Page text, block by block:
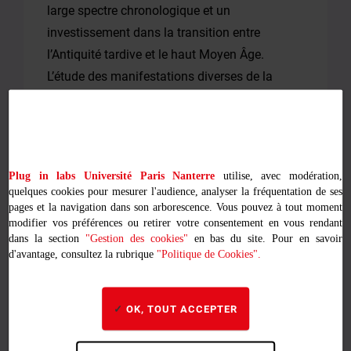
large spectre chronologique et un
investissement dans la transition entre
l’Antiquité tardive et le haut Moyen Âge.
L’étude des manifestations diverses de la
d’étude, sans négliger la dimension descriptive
ou les rapports que la parole entretient avec
l’iconographie. D’autres thématiques
proposeront une réflexion sur les rapports
sein des sociétés antiques et médiévales.
Plug in labs Université Paris Nanterre utilise, avec modération,
quelques cookies pour mesurer l'audience, analyser la fréquentation de ses
pages et la navigation dans son arborescence. Vous pouvez à tout moment
modifier vos préférences ou retirer votre consentement en vous rendant
dans la section "Gestion des cookies" en bas du site. Pour en savoir
d'avantage, consultez la rubrique "Politique de Cookies".
OK, TOUT ACCEPTER